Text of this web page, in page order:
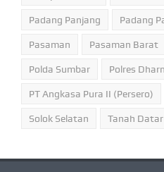
Padang Panjang Padang
Pasaman Pasaman Barat
Polda Sumbar Polres
PT Angkasa Pura II (Persero)
Solok Selatan Tanah Datar